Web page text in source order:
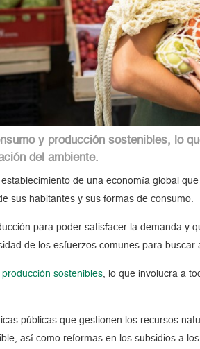
y producción sostenibles, lo
del ambiente.
de una economía global
sus habitantes y sus formas de consumo.
para poder satisfacer la demanda y
de los esfuerzos comunes para
sostenibles , lo que involucra a
públicas que gestionen los recursos
así como reformas en los subsidios a